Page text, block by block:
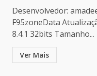
Desenvolvedor:
F95zoneData
8.4.1 32bits Tamanho...
Ver Mais